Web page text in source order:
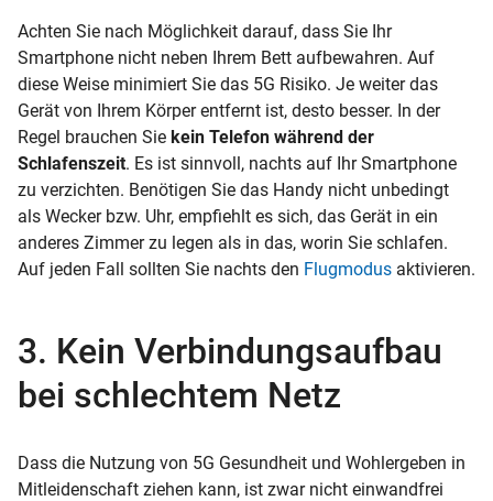
Achten Sie nach Möglichkeit darauf, dass Sie Ihr
Smartphone nicht neben Ihrem Bett aufbewahren. Auf
diese Weise minimiert Sie das 5G Risiko. Je weiter das
Gerät von Ihrem Körper entfernt ist, desto besser. In der
Regel brauchen Sie kein Telefon während der
Schlafenszeit. Es ist sinnvoll, nachts auf Ihr Smartphone
zu verzichten. Benötigen Sie das Handy nicht unbedingt
als Wecker bzw. Uhr, empfiehlt es sich, das Gerät in ein
anderes Zimmer zu legen als in das, worin Sie schlafen.
Auf jeden Fall sollten Sie nachts den Flugmodus aktivieren.
3. Kein Verbindungsaufbau
bei schlechtem Netz
Dass die Nutzung von 5G Gesundheit und Wohlergeben in
Mitleidenschaft ziehen kann, ist zwar nicht einwandfrei